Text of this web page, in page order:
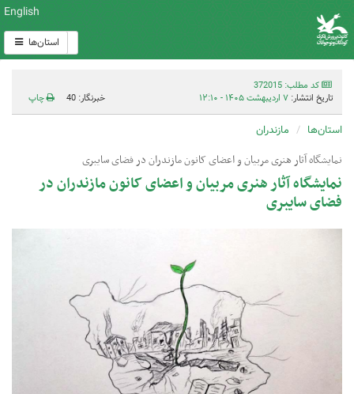
English
استان‌ها
کد مطلب: 372015
تاریخ انتشار: ۷ اردیبهشت ۱۴۰۵ - ۱۲:۱۰ خبرنگار: 40 چاپ
استان‌ها مازندران
نمایشگاه آثار هنری مربیان و اعضای کانون مازندران در فضای سایبری
نمایشگاه آثار هنری مربیان و اعضای کانون مازندران در
فضای سایبری